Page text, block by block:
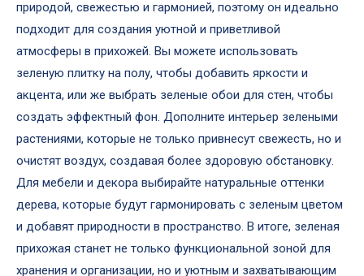
природой, свежестью и гармонией, поэтому он идеально
подходит для создания уютной и приветливой
атмосферы в прихожей. Вы можете использовать
зеленую плитку на полу, чтобы добавить яркости и
акцента, или же выбрать зеленые обои для стен, чтобы
создать эффектный фон. Дополните интерьер зелеными
растениями, которые не только привнесут свежесть, но и
очистят воздух, создавая более здоровую обстановку.
Для мебели и декора выбирайте натуральные оттенки
дерева, которые будут гармонировать с зеленым цветом
и добавят природности в пространство. В итоге, зеленая
прихожая станет не только функциональной зоной для
хранения и организации, но и уютным и захватывающим